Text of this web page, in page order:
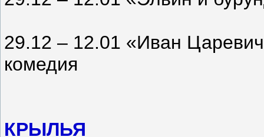
29.12 – 12.01 «Иван
комедия
КРЫЛЬЯ